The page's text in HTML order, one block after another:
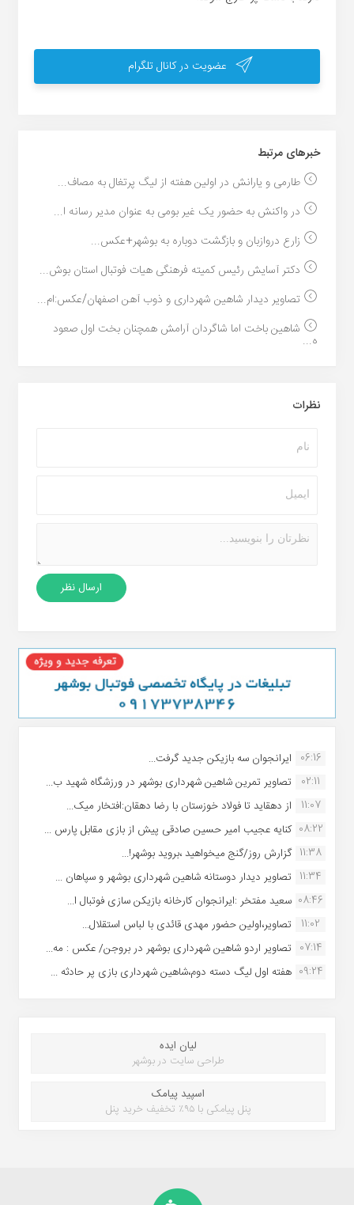
عضویت در کانال تلگرام
خبر‌های مرتبط
طارمی و یارانش در اولین هفته از لیگ پرتغال به مصاف...
در واکنش به حضور یک غیر بومی به عنوان مدیر رسانه ا...
زارع دروازبان و بازگشت دوباره به بوشهر+عکس...
دکتر آسایش رئیس کمیته فرهنگی هیات فوتبال استان بوش...
تصاویر دیدار شاهین شهرداری و ذوب آهن اصفهان/عکس:ام...
شاهین باخت اما شاگردان آرامش همچنان بخت اول صعود
ه...
نظرات
06:16 ایرانجوان سه بازیکن جدید گرفت...
02:11
تصاویر تمرین شاهین شهردارى بوشهر در ورزشگاه شهید ب...
11:07
از دهقاید تا فولاد خوزستان با رضا دهقان:افتخار میک...
08:22 کنایه عجیب امیر حسین صادقی پیش از بازی مقابل پارس ...
11:38 گزارش روز/گنج میخواهید ،بروید بوشهر!...
11:34 تصاویر دیدار دوستانه شاهین شهردارى بوشهر و سپاهان ...
08:46 سعید مفتخر :ایرانجوان کارخانه بازیکن سازی فوتبال ا...
11:02
تصاویر،اولین حضور مهدی قائدی با لباس استقلال...
07:14 تصاویر اردو شاهین شهرداری بوشهر در بروجن/ عکس : مه...
09:24 هفته اول لیگ دسته دوم،شاهین شهرداری بازی پر حادثه ...
لیان ایده
طراحی سایت در بوشهر
اسپید پیامک
پنل پیامکی با ۹۵٪ تخفیف خرید پنل